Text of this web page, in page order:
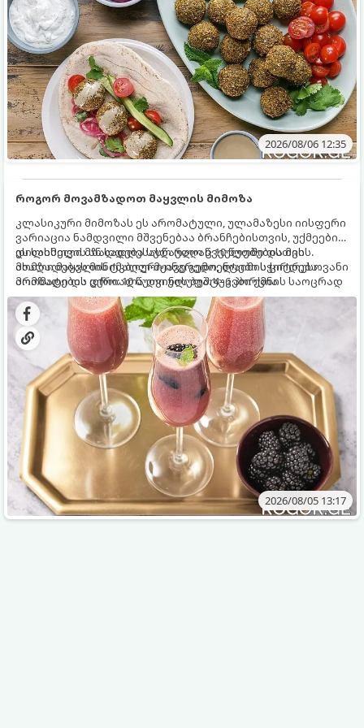
2026/08/06 12:35
როგორ მოვამზადოთ მაყვლის მიმოზა
კლასიკური მიმოზას ეს არომატული, ულამაზესი იისფერი
ვარიაცია ნამდვილი მშვენებაა ბრანჩებისთვის, უქმეების
დილისთვის ან სადღესასწაულო წვეულებებისთვის.
ახალი მაყვლის ტკბილ-მჟავე გემო, ლაიმის ციტრუსოვანი
არომატი და ცქრიალა ღვინის ბუშტუკები ქმნის საოცრად
დახვეწილ და მაგრილებელ კოქტეილს.
ეს სასმელი მზადდება სულ რაღაც 10 წუთში და მის
მომზადებას მინიმალური ინგრედიენტები სჭირდება.
მომზადების დრო: 10 წუთი ულუფა: 4–6 პორცია
2026/08/05 13:17